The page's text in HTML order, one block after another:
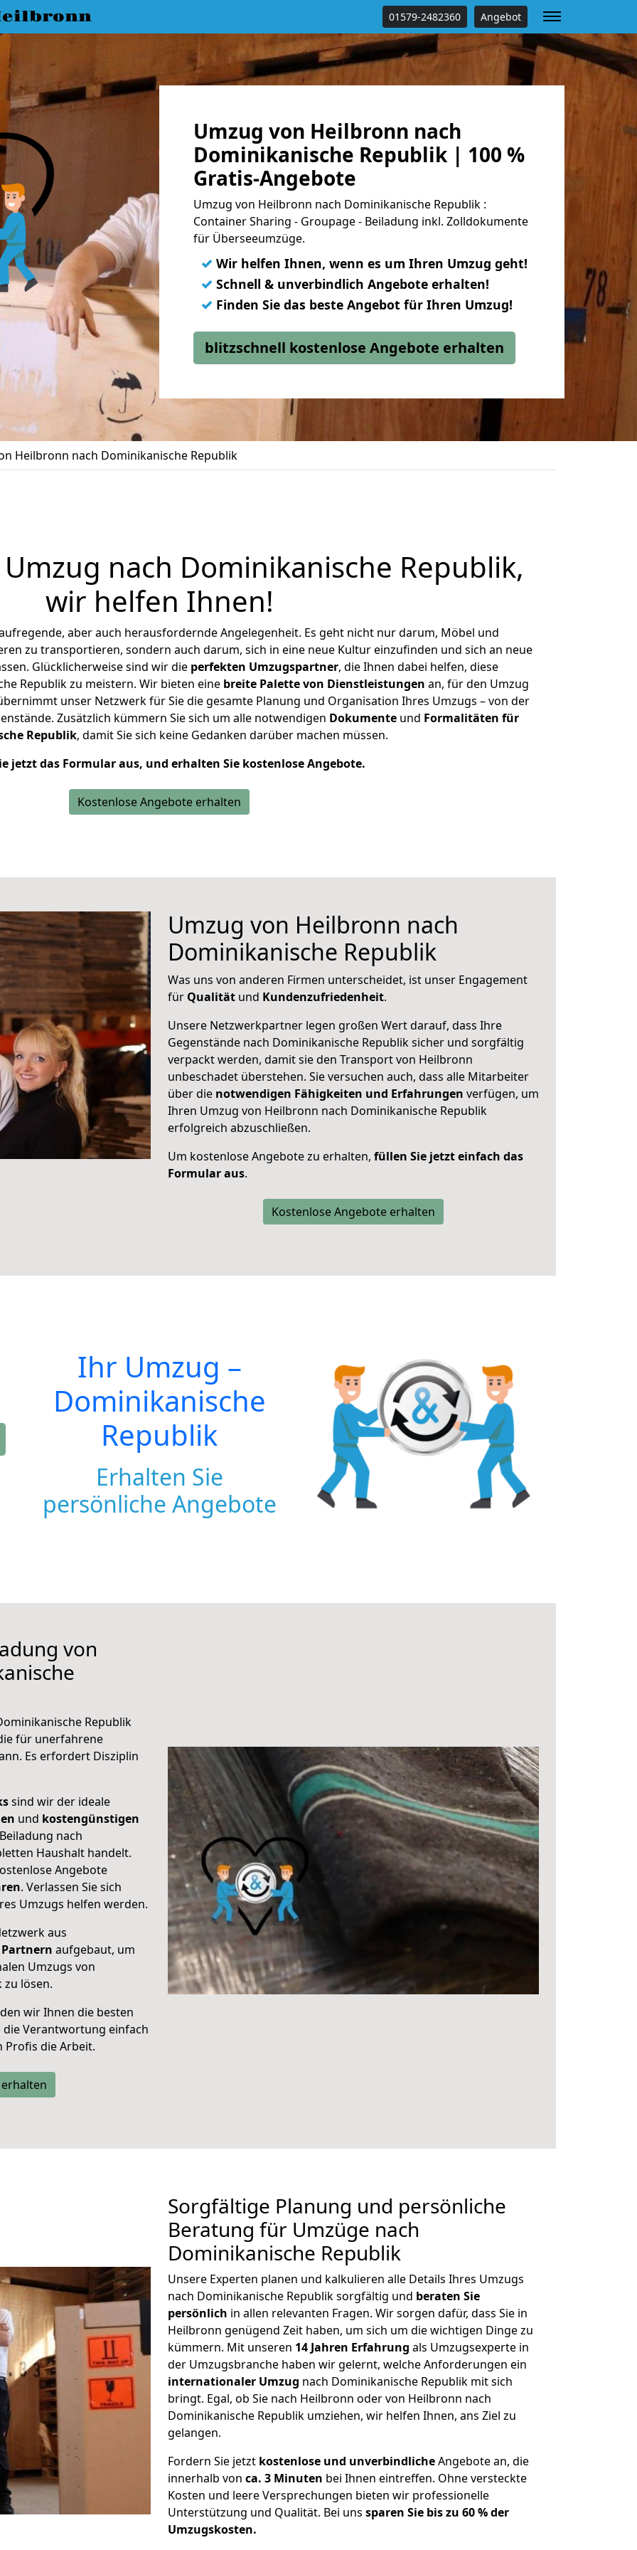
01579-2482360 Angebot
Umzug von Heilbronn nach
Dominikanische Republik | 100 %
Gratis-Angebote
Umzug von Heilbronn nach Dominikanische Republik :
Container Sharing - Groupage - Beiladung inkl. Zolldokumente
für Überseeumzüge.
✓ Wir helfen Ihnen, wenn es um Ihren Umzug geht!
✓ Schnell & unverbindlich Angebote erhalten!
✓ Finden Sie das beste Angebot für Ihren Umzug!
blitzschnell kostenlose Angebote erhalten
Heilbronn nach Dominikanische Republik
nach Dominikanische Republik,
wir helfen Ihnen!
aber auch herausfordernde Angelegenheit. Es geht nicht nur darum, Möbel und
zu transportieren, sondern auch darum, sich in eine neue Kultur einzufinden und sich an neue
Glücklicherweise sind wir die perfekten Umzugspartner, die Ihnen dabei helfen, diese
Republik zu meistern. Wir bieten eine breite Palette von Dienstleistungen an, für den Umzug
unser Netzwerk für Sie die gesamte Planung und Organisation Ihres Umzugs – von der
Zusätzlich kümmern Sie sich um alle notwendigen Dokumenteund Formalitäten für
Republik, damit Sie sich keine Gedanken darüber machen müssen.
jetzt das Formular aus, und erhalten Sie kostenlose Angebote.
Kostenlose Angebote erhalten
Umzug von Heilbronn nach
Dominikanische Republik
Was uns von anderen Firmen unterscheidet, ist unser Engagement
für Qualität und Kundenzufriedenheit.
Unsere Netzwerkpartner legen großen Wert darauf, dass Ihre
Gegenstände nach Dominikanische Republik sicher und sorgfältig
verpackt werden, damit sie den Transport von Heilbronn
unbeschadet überstehen. Sie versuchen auch, dass alle Mitarbeiter
über die notwendigen Fähigkeiten und Erfahrungen verfügen, um
Ihren Umzug von Heilbronn nach Dominikanische Republik
erfolgreich abzuschließen.
Um kostenlose Angebote zu erhalten, füllen Sie jetzt einfach das
Formular aus.
Kostenlose Angebote erhalten
Ihr Umzug –
Dominikanische
Republik
Erhalten Sie
persönliche Angebote
von
Republik
für unerfahrene
Es erfordert Disziplin
sind wir der ideale
und kostengünstigen
nach
Haushalt handelt.
Angebote
. Verlassen Sie sich
Umzugs helfen werden.
aus
aufgebaut, um
Umzugs von
lösen.
wir Ihnen die besten
die Verantwortung einfach
Profis die Arbeit.
Sorgfältige Planung und persönliche
Beratung für Umzüge nach
Dominikanische Republik
Unsere Experten planen und kalkulieren alle Details Ihres Umzugs
nach Dominikanische Republik sorgfältig und beraten Sie
persönlich in allen relevanten Fragen. Wir sorgen dafür, dass Sie in
Heilbronn genügend Zeit haben, um sich um die wichtigen Dinge zu
kümmern. Mit unseren 14 Jahren Erfahrung als Umzugsexperte in
der Umzugsbranche haben wir gelernt, welche Anforderungen ein
internationaler Umzug nach Dominikanische Republik mit sich
bringt. Egal, ob Sie nach Heilbronn oder von Heilbronn nach
Dominikanische Republik umziehen, wir helfen Ihnen, ans Ziel zu
gelangen.
Fordern Sie jetzt kostenlose und unverbindlicheAngebote an, die
innerhalb von ca. 3 Minuten bei Ihnen eintreffen. Ohne versteckte
Kosten und leere Versprechungen bieten wir professionelle
Unterstützung und Qualität. Bei uns sparen Sie bis zu 60 % der
Umzugskosten.